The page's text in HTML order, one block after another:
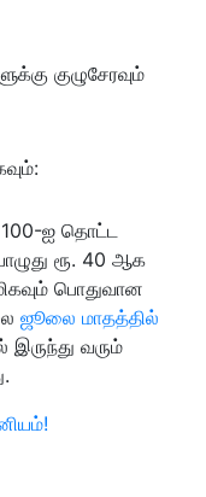
குழுசேரவும்
100-ஐ தொட்ட
ரூ. 40 ஆக
பொதுவான
ஜூலை மாதத்தில்
வரும்